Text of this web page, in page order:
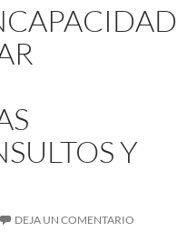
Y
DEJA UN COMENTARIO